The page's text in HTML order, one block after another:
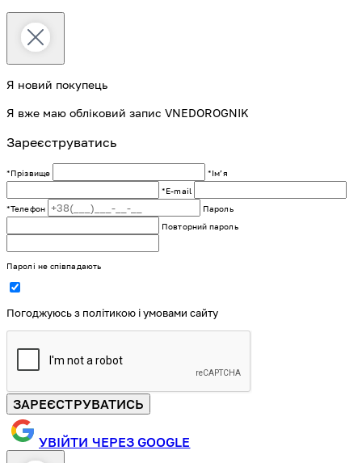
Я новий покупець
Я вже маю обліковий запис VNEDOROGNIK
Зареєструватись
*Прізвище
*Імʼя
*E-mail
*Телефон
Пароль
Повторний пароль
Паролі не співпадають
Погоджуюсь з політикою і умовами сайту
ЗАРЕЄСТРУВАТИСЬ
УВІЙТИ ЧЕРЕЗ GOOGLE